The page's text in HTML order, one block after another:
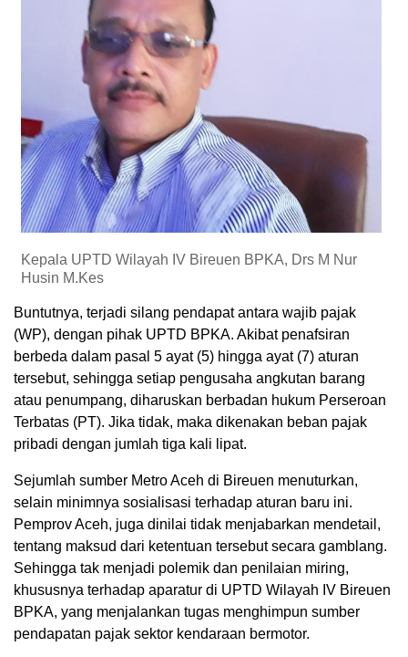
Kepala UPTD Wilayah IV Bireuen BPKA, Drs M Nur
Husin M.Kes
Buntutnya, terjadi silang pendapat antara wajib pajak
(WP), dengan pihak UPTD BPKA. Akibat penafsiran
berbeda dalam pasal 5 ayat (5) hingga ayat (7) aturan
tersebut, sehingga setiap pengusaha angkutan barang
atau penumpang, diharuskan berbadan hukum Perseroan
Terbatas (PT). Jika tidak, maka dikenakan beban pajak
pribadi dengan jumlah tiga kali lipat.
Sejumlah sumber Metro Aceh di Bireuen menuturkan,
selain minimnya sosialisasi terhadap aturan baru ini.
Pemprov Aceh, juga dinilai tidak menjabarkan mendetail,
tentang maksud dari ketentuan tersebut secara gamblang.
Sehingga tak menjadi polemik dan penilaian miring,
khususnya terhadap aparatur di UPTD Wilayah IV Bireuen
BPKA, yang menjalankan tugas menghimpun sumber
pendapatan pajak sektor kendaraan bermotor.